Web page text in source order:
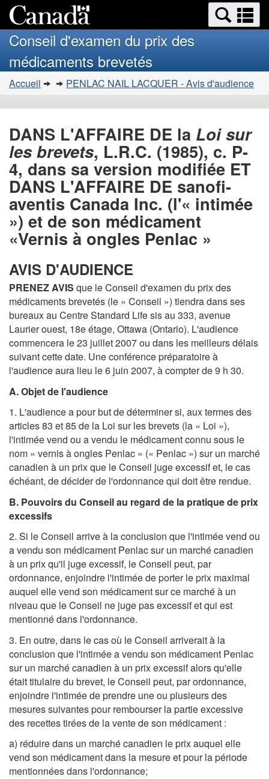
au
contenu
principal
HTML
simplifiée
Search
and
menus
Conseil d'examen du prix des
médicaments brevetés
Vous
�tes
ici
Accueil PENLAC NAIL LACQUER - Avis d'audience
DANS L'AFFAIRE DE la Loi sur
les brevets, L.R.C. (1985), c. P-
4, dans sa version modifiée ET
DANS L'AFFAIRE DE sanofi-
aventis Canada Inc. (l'« intimée
») et de son médicament
«Vernis à ongles Penlac »
AVIS D'AUDIENCE
PRENEZ AVIS que le Conseil d'examen du prix des
médicaments brevetés (le « Conseil ») tiendra dans ses
bureaux au Centre Standard Life sis au 333, avenue
Laurier ouest, 18e étage, Ottawa (Ontario). L'audience
commencera le 23 juillet 2007 ou dans les meilleurs délais
suivant cette date. Une conférence préparatoire à
l'audience aura lieu le 6 juin 2007, à compter de 9 h 30.
A. Objet de l'audience
1. L'audience a pour but de déterminer si, aux termes des
articles 83 et 85 de la Loi sur les brevets (la « Loi »),
l'intimée vend ou a vendu le médicament connu sous le
nom « vernis à ongles Penlac » (« Penlac ») sur un marché
canadien à un prix que le Conseil juge excessif et, le cas
échéant, de décider de l'ordonnance qui doit être rendue.
B. Pouvoirs du Conseil au regard de la pratique de prix
excessifs
2. Si le Conseil arrive à la conclusion que l'intimée vend ou
a vendu son médicament Penlac sur un marché canadien
à un prix qu'il juge excessif, le Conseil peut, par
ordonnance, enjoindre l'intimée de porter le prix maximal
auquel elle vend son médicament sur ce marché à un
niveau que le Conseil ne juge pas excessif et qui est
mentionné dans l'ordonnance.
3. En outre, dans le cas où le Conseil arriverait à la
conclusion que l'intimée a vendu son médicament Penlac
sur un marché canadien à un prix excessif alors qu'elle
était titulaire du brevet, le Conseil peut, par ordonnance,
enjoindre l'intimée de prendre une ou plusieurs des
mesures suivantes pour rembourser la partie excessive
des recettes tirées de la vente de son médicament :
a) réduire dans un marché canadien le prix auquel elle
vend son médicament dans la mesure et pour la période
mentionnées dans l'ordonnance;